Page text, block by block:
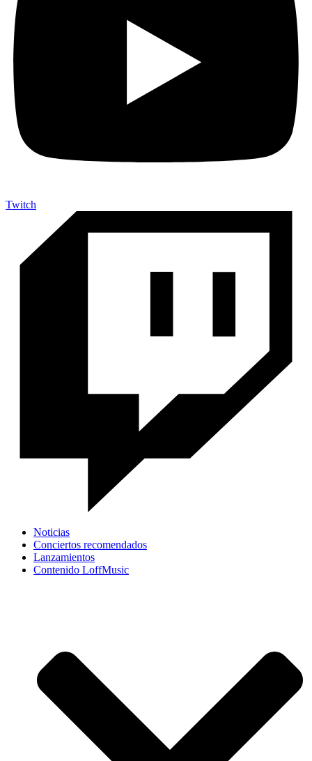
Twitch
Noticias
Conciertos recomendados
Lanzamientos
Contenido LoffMusic